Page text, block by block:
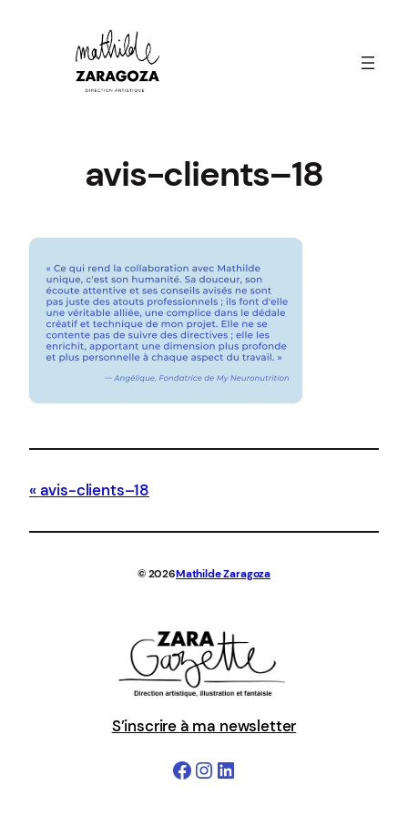
avis-clients–18
avis-clients–18
© 2026Mathilde Zaragoza
S’inscrire à ma newsletter
Facebook InstagramLinkedIn